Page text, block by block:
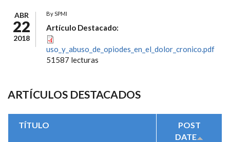
ABR
22
2018
BySPMI
Artículo Destacado:
uso_y_abuso_de_opiodes_en_el_dolor_cronico.pdf
51587 lecturas
ARTÍCULOS DESTACADOS
TÍTULO
POST
DATE